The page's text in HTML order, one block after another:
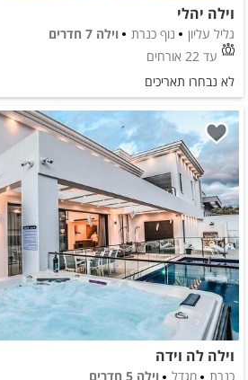
וילה יהלי
גליל עליון נוף כנרת
וילה 7 חדרים
עד 22 אורחים
לא נבחרו תאריכים
וילה לה וידה
כנרת מגדל וילה 5 חדרים